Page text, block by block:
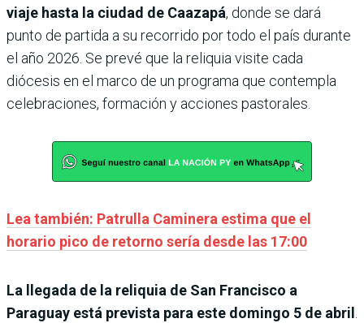
viaje hasta la ciudad de Caazapá, donde se dará
punto de partida a su recorrido por todo el país durante
el año 2026. Se prevé que la reliquia visite cada
diócesis en el marco de un programa que contempla
celebraciones, formación y acciones pastorales.
Lea también: Patrulla Caminera estima que el
horario pico de retorno sería desde las 17:00
La llegada de la reliquia de San Francisco a
Paraguay está prevista para este domingo 5 de abril .